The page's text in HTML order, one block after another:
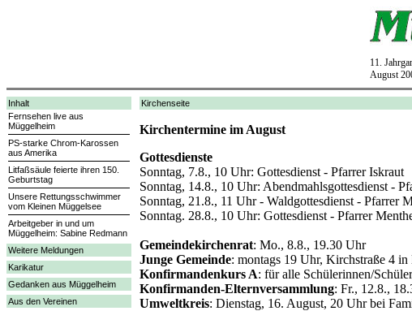
11.
August
Inhalt
Fernsehen live aus
Müggelheim
PS-starke Chrom-Karossen
aus Amerika
Litfaßsäule feierte ihren 150.
Geburtstag
Unsere Rettungsschwimmer
vom Kleinen Müggelsee
Arbeitgeber in und um
Müggelheim: Sabine Redmann
Weitere Meldungen
Karikatur
Gedanken aus Müggelheim
Aus den Vereinen
Kirchenseite
Kirchentermine im August
Gottesdienste
Sonntag, 7.8., 10 Uhr: Gottesdienst - Pfarrer Iskraut
Sonntag, 14.8., 10 Uhr: Abendmahlsgottesdienst -
Sonntag, 21.8., 11 Uhr - Waldgottesdienst - Pfarrer
Sonntag. 28.8., 10 Uhr: Gottesdienst - Pfarrer
Gemeindekirchenrat: Mo., 8.8., 19.30 Uhr
Junge Gemeinde: montags 19 Uhr, Kirchstraße 4
Konfirmandenkurs A: für alle Schülerinnen/
Konfirmanden-Elternversammlung: Fr., 12.8.,
Umweltkreis: Dienstag, 16. August, 20 Uhr bei